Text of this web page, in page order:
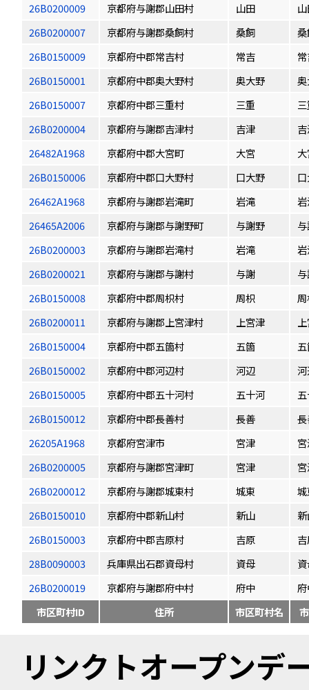
26B0200009
京都府与謝郡山田村 山田
26B0200007
京都府与謝郡桑飼村 桑飼
26B0150009
京都府中郡常吉村 常吉
26B0150001
京都府中郡奥大野村 奥大野
26B0150007
京都府中郡三重村 三重
26B0200004
京都府与謝郡吉津村 吉津
26482A1968
京都府中郡大宮町 大宮
26B0150006
京都府中郡口大野村 口大野
26462A1968
京都府与謝郡岩滝町 岩滝
26465A2006
京都府与謝郡与謝野町 与謝野
26B0200003
京都府与謝郡岩滝村 岩滝
26B0200021
京都府与謝郡与謝村 与謝
26B0150008
京都府中郡周枳村 周枳
26B0200011
京都府与謝郡上宮津村 上宮津
26B0150004
京都府中郡五箇村 五箇
26B0150002
京都府中郡河辺村 河辺
26B0150005
京都府中郡五十河村 五十河
26B0150012
京都府中郡長善村 長善
26205A1968
京都府宮津市 宮津
26B0200005
京都府与謝郡宮津町 宮津
26B0200012
京都府与謝郡城東村 城東
26B0150010
京都府中郡新山村 新山
26B0150003
京都府中郡吉原村 吉原
28B0090003
兵庫県出石郡資母村 資母
26B0200019
京都府与謝郡府中村 府中
市区町村ID
住所 市区町村名
リンクトオープン